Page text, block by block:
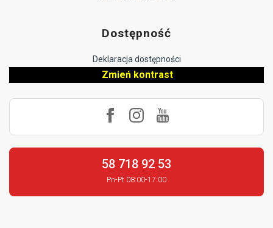
Dostępność
Deklaracja dostępności
Zmień kontrast
58 718 92 53
Pn-Pt 08:00-17:00